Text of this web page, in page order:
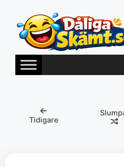
innehåll
Tidigare